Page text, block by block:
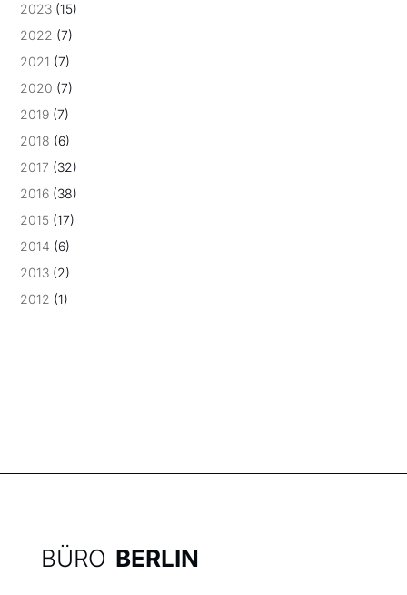
2023 (15)
2022 (7)
2021 (7)
2020 (7)
2019 (7)
2018 (6)
2017 (32)
2016 (38)
2015 (17)
2014 (6)
2013 (2)
2012 (1)
BÜRO BERLIN